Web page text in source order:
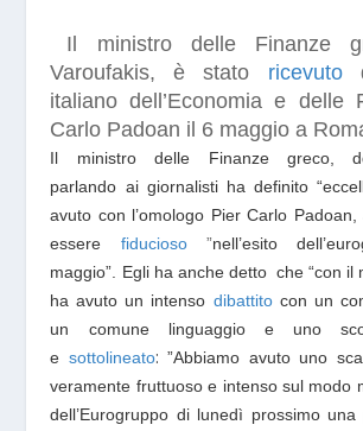
Il ministro delle Finanze
Varoufakis,è stato ricevuto
italiano dell’Economia e delle
Carlo Padoan il 6 maggio a
Il ministro delle Finanze greco,
parlando ai giornalisti hadefinito
avuto con l’omologo Pier Carlo
essere
fiducioso”nell’esito
maggio”. Egli ha anche detto che“con il
ha avuto un intenso dibattitocon un
un comune linguaggio e uno
e sottolineato: ”Abbiamo avuto uno
veramente fruttuoso e intenso sul modo
dell’Eurogruppo di lunedì prossimo